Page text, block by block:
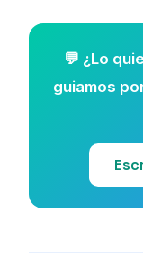
💬 ¿Lo
guiamos